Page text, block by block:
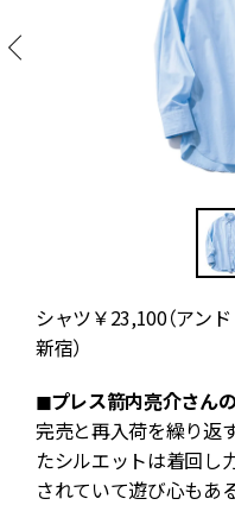
シャツ￥23,100（アン
新宿）
◼︎プレス箭内亮介さんの
完売と再入荷を繰り返
たシルエットは着回し
されていて遊び心もあ